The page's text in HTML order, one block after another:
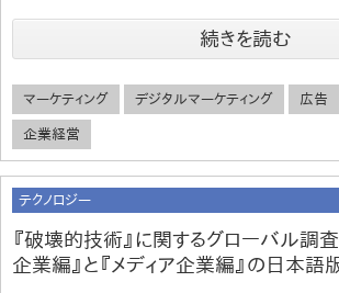
続きを読む
マーケティング デジタルマーケティング 広告
企業経営
テクノロジー
『破壊的技術』に関するグローバル調査
企業編』と『メディア企業編』の日本語